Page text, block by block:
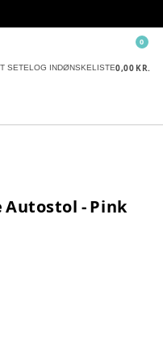
SETELOG INDØNSKELISTE0,00 KR.
0
Autostol - Pink